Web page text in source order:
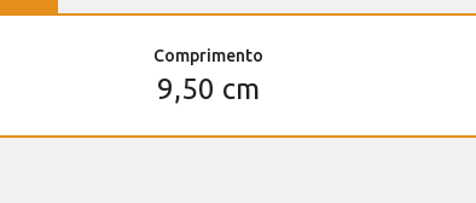
Comprimento
9,50 cm